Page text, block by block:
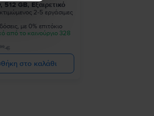
GB, Εξαιρετικό
2-5 εργάσιμες
με 0% επιτόκιο
από το καινούργιο 328
99€
στο καλάθι